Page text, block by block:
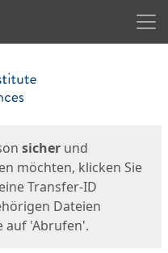
sicher und
möchten, klicken Sie
Transfer-ID
Dateien
auf 'Abrufen'.